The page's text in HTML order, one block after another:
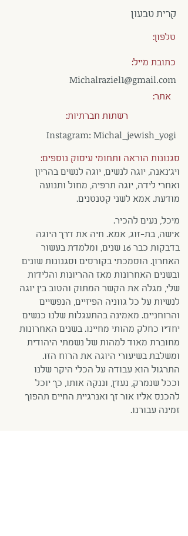
קרית טבעון
טלפון:
כתובת מייל:
Michalraziel1@gmail.com
אתר:
רשתות חברתיות:
Instagram: Michal_jewish_yogi
סגנונות הוראה ותחומי עיסוק נוספים:
ויג׳נאנה, יוגה לנשים, יוגה לנשים בהריון
ואחרי לידה, יוגה תרפיה, מחול ותנועה
מודעת. אמא לשני קטנטנים.
מיכל, נעים להכיר.
אישה, בת-זוג, אמא. חיה את דרך היוגה
בדבקות כבר 16 שנים, ומלמדת בעשור
האחרון. הוסמכתי בקורסים וסגנונות שונים
ובשנים האחרונות מאז ההריונות והלידות
שלי, מגלה את הקשר המתוק והטוב בין יוגה
לנשיות על כל גווניה הפיזיים, הנפשיים
והרוחניים. מאמינה בהתעגלות שלנו כנשים
יחדיו כחלק מהותי מחיינו. בשנים האחרונות
מחוברת מאוד למהות של נשמתי היהודית
ומשלבת בשיעורי היוגה את הרוח הזו.
התרגול הוא עבודה על הכלי היקר שלנו
וככל שנמרק, נעדן, וננקה אותו, כך יוכל
להכנס אליו אור זך ואנרגיית החיים תהפוך
זמינה עבורנו.